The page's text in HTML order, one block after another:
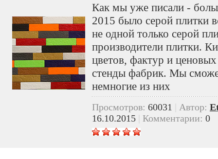
Как мы уже писали -
2015 было серой плитки
не одной только серой
производители плитки.
цветов, фактур и
стенды фабрик. Мы
немногие из них
Просмотров: 60031 Автор:
16.10.2015
Комментарии: 0